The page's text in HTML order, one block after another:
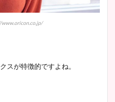
スが特徴的ですよね。